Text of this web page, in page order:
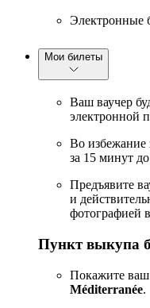
Электронные
Мои билеты
Ваш ваучер
электронной
Во избежание
за 15 минут
Предъявите
и
фотографией
Пункт выкупа
Покажите ваш
Méditerranée.